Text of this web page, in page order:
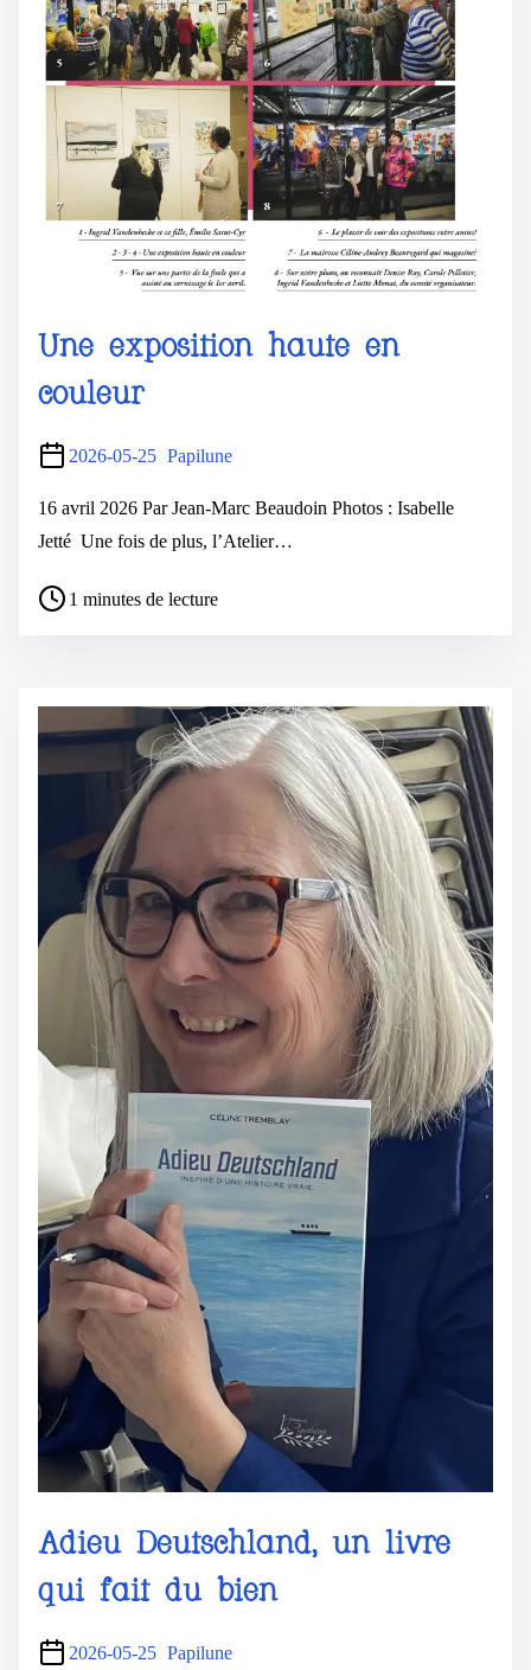
Une exposition haute en
couleur
2026-05-25 Papilune
16 avril 2026 Par Jean-Marc Beaudoin Photos : Isabelle
Jetté Une fois de plus, l’Atelier…
1 minutes de lecture
Adieu Deutschland, un livre
qui fait du bien
2026-05-25 Papilune